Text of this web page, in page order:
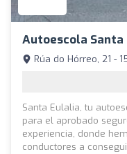
Autoescola Santa
Rúa do Hórreo, 21 -
Santa Eulalia, tu
para el aprobado
experiencia, donde
conductores a